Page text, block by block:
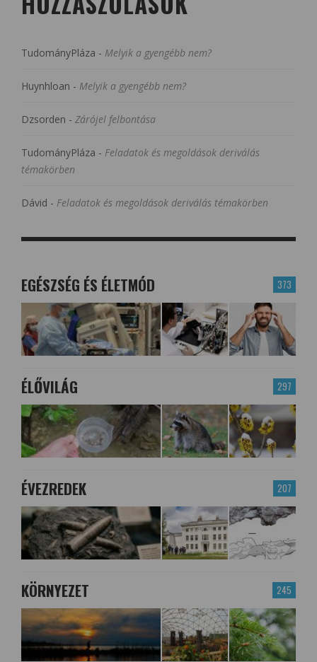
TudományPláza - Melyik a gyengébb nem?
Huynhloan - Melyik a gyengébb nem?
Dzsorden - Zárójel felbontása
TudományPláza - Feladatok és megoldások deriválás
témakörben
Dávid - Feladatok és megoldások deriválás témakörben
373
EGÉSZSÉG ÉS ÉLETMÓD
297
ÉLŐVILÁG
207
ÉVEZREDEK
245
KÖRNYEZET